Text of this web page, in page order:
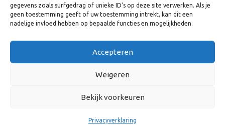
gegevens zoals surfgedrag of unieke ID's op deze site verwerken. Als je
geen toestemming geeft of uw toestemming intrekt, kan dit een
nadelige invloed hebben op bepaalde functies en mogelijkheden.
Accepteren
Weigeren
Bekijk voorkeuren
Privacyverklaring
Telefoonnummers
Privacyverklaring